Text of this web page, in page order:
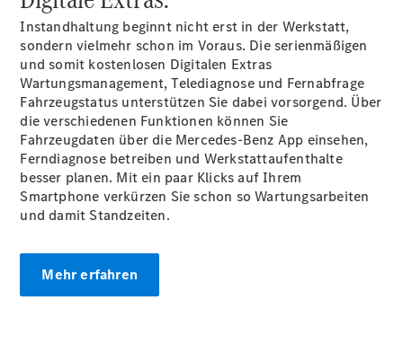
Übersicht
Neuwagenangebote
Übersicht
Transporter
Highlights
Leasing
Leasing
Gewerbekunden
Finanzierung
Instandhaltung beginnt nicht erst in der Werkstatt,
sondern vielmehr schon im Voraus. Die serienmäßigen
und somit kostenlosen Digitalen Extras
Wartungsmanagement, Telediagnose und Fernabfrage
Fahrzeugstatus unterstützen Sie dabei vorsorgend. Über
die verschiedenen Funktionen können Sie
Fahrzeugdaten über die Mercedes-Benz App einsehen,
Ferndiagnose betreiben und Werkstattaufenthalte
besser planen. Mit ein paar Klicks auf Ihrem
Smartphone verkürzen Sie schon so Wartungsarbeiten
und damit Standzeiten.
Mehr erfahren